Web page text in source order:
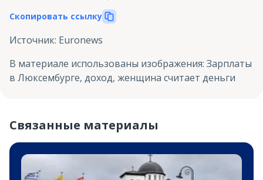
Скопировать ссылку
Источник: Euronews
В материале использованы изображения: Зарплаты
в Люксембурге, доход, женщина считает деньги
Связанные материалы